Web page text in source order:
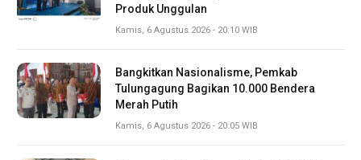
Produk Unggulan
Kamis, 6 Agustus 2026 - 20:10 WIB
Bangkitkan Nasionalisme, Pemkab
Tulungagung Bagikan 10.000 Bendera
Merah Putih
Kamis, 6 Agustus 2026 - 20:05 WIB